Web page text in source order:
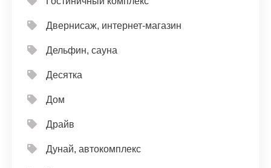
Двернисаж, интернет-магазин
Дельфин, сауна
Десятка
Дом
Драйв
Дунай, автокомплекс